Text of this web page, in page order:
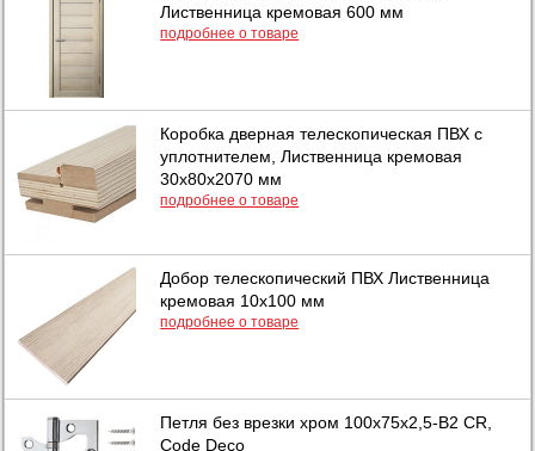
Лиственница кремовая 600 мм
подробнее о товаре
Коробка дверная телескопическая ПВХ с
уплотнителем, Лиственница кремовая
30х80х2070 мм
подробнее о товаре
Добор телескопический ПВХ Лиственница
кремовая 10х100 мм
подробнее о товаре
Петля без врезки хром 100х75х2,5-B2 CR,
Code Deco